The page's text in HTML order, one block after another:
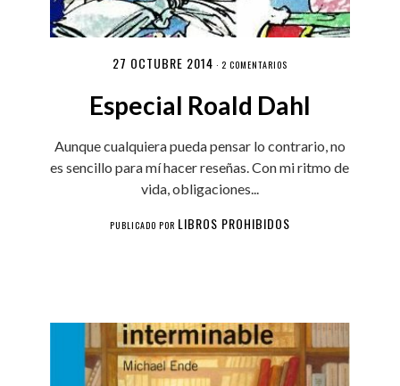
27 OCTUBRE 2014 · 2 COMENTARIOS
Especial Roald Dahl
Aunque cualquiera pueda pensar lo contrario, no
es sencillo para mí hacer reseñas. Con mi ritmo de
vida, obligaciones...
PUBLICADO POR LIBROS PROHIBIDOS